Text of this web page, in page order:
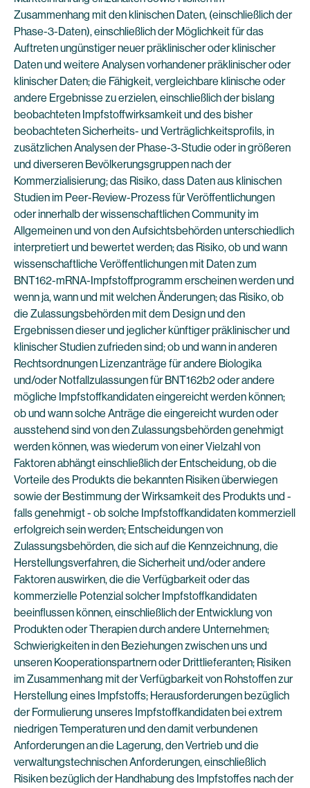
Zusammenhang mit den klinischen Daten, (einschließlich der
Phase-3-Daten), einschließlich der Möglichkeit für das
Auftreten ungünstiger neuer präklinischer oder klinischer
Daten und weitere Analysen vorhandener präklinischer oder
klinischer Daten; die Fähigkeit, vergleichbare klinische oder
andere Ergebnisse zu erzielen, einschließlich der bislang
beobachteten Impfstoffwirksamkeit und des bisher
beobachteten Sicherheits- und Verträglichkeitsprofils, in
zusätzlichen Analysen der Phase-3-Studie oder in größeren
und diverseren Bevölkerungsgruppen nach der
Kommerzialisierung; das Risiko, dass Daten aus klinischen
Studien im Peer-Review-Prozess für Veröffentlichungen
oder innerhalb der wissenschaftlichen Community im
Allgemeinen und von den Aufsichtsbehörden unterschiedlich
interpretiert und bewertet werden; das Risiko, ob und wann
wissenschaftliche Veröffentlichungen mit Daten zum
BNT162-mRNA-Impfstoffprogramm erscheinen werden und
wenn ja, wann und mit welchen Änderungen; das Risiko, ob
die Zulassungsbehörden mit dem Design und den
Ergebnissen dieser und jeglicher künftiger präklinischer und
klinischer Studien zufrieden sind; ob und wann in anderen
Rechtsordnungen Lizenzanträge für andere Biologika
und/oder Notfallzulassungen für BNT162b2 oder andere
mögliche Impfstoffkandidaten eingereicht werden können;
ob und wann solche Anträge die eingereicht wurden oder
ausstehend sind von den Zulassungsbehörden genehmigt
werden können, was wiederum von einer Vielzahl von
Faktoren abhängt einschließlich der Entscheidung, ob die
Vorteile des Produkts die bekannten Risiken überwiegen
sowie der Bestimmung der Wirksamkeit des Produkts und -
falls genehmigt - ob solche Impfstoffkandidaten kommerziell
erfolgreich sein werden; Entscheidungen von
Zulassungsbehörden, die sich auf die Kennzeichnung, die
Herstellungsverfahren, die Sicherheit und/oder andere
Faktoren auswirken, die die Verfügbarkeit oder das
kommerzielle Potenzial solcher Impfstoffkandidaten
beeinflussen können, einschließlich der Entwicklung von
Produkten oder Therapien durch andere Unternehmen;
Schwierigkeiten in den Beziehungen zwischen uns und
unseren Kooperationspartnern oder Drittlieferanten; Risiken
im Zusammenhang mit der Verfügbarkeit von Rohstoffen zur
Herstellung eines Impfstoffs; Herausforderungen bezüglich
der Formulierung unseres Impfstoffkandidaten bei extrem
niedrigen Temperaturen und den damit verbundenen
Anforderungen an die Lagerung, den Vertrieb und die
verwaltungstechnischen Anforderungen, einschließlich
Risiken bezüglich der Handhabung des Impfstoffes nach der